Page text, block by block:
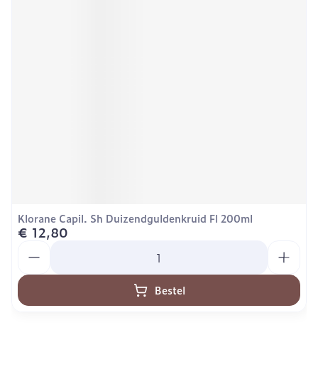
Klorane Capil. Sh Duizendguldenkruid Fl 200ml
€ 12,80
Bestel